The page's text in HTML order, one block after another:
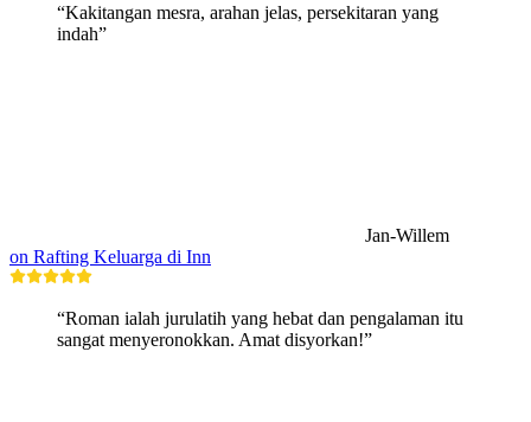
“Kakitangan mesra, arahan jelas, persekitaran yang
indah”
Jan-Willem
on Rafting Keluarga di Inn
“Roman ialah jurulatih yang hebat dan pengalaman itu
sangat menyeronokkan. Amat disyorkan!”